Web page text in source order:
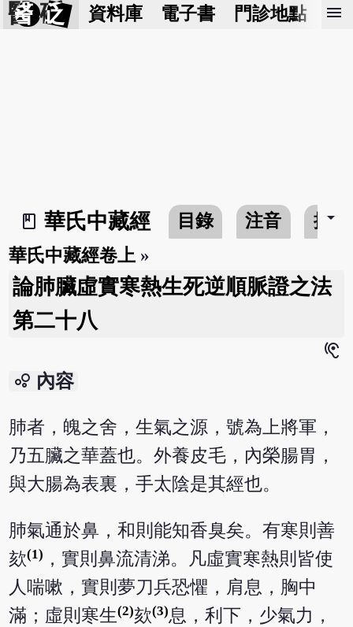
醫 砭 資料庫 電子書 門診地點 預
menu
book_2
華氏中藏經 目錄 注音 搜尋
arrow_drop_down
華氏中藏經卷上 »
論肺臟虛實寒熱生死逆順脈證之法
第二十八
hearing
bubble_chart 內容
肺者，魄之舍，生氣之源，號為上將軍，
乃五臟之華蓋也。外養皮毛，內榮腸胃，
與大腸為表裏，手太陰是其經也。
肺氣通於鼻，和則能知香臭矣。有寒則善
欬(1) ，實則鼻流清涕。凡虛實寒熱則皆使
人喘嗽，實則夢刀兵恐懼，肩息，胸中
滿；虛則寒生(2)欬(3)息，利下，少氣力，